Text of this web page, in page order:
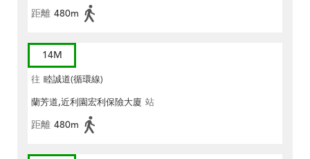
距離 480m
14M
往 睦誠道(循環線)
蘭芳道,近利園宏利保險大廈 站
距離 480m